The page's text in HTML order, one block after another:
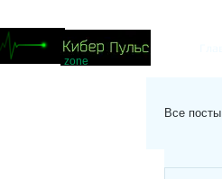
zone
Все посты